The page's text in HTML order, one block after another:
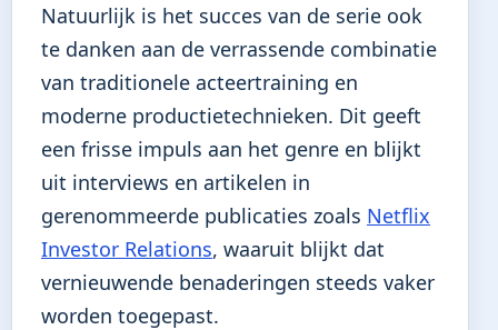
Natuurlijk is het succes van de serie ook
te danken aan de verrassende combinatie
van traditionele acteertraining en
moderne productietechnieken. Dit geeft
een frisse impuls aan het genre en blijkt
uit interviews en artikelen in
gerenommeerde publicaties zoals Netflix
Investor Relations, waaruit blijkt dat
vernieuwende benaderingen steeds vaker
worden toegepast.